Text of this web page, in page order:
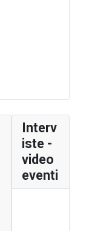
Interv
iste -
video
eventi